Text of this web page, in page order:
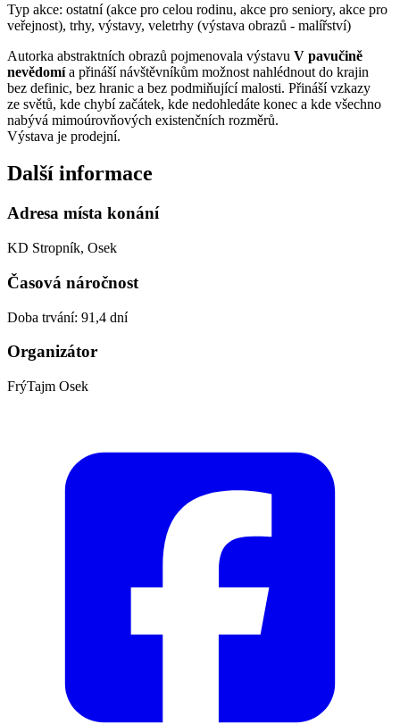
Typ akce: ostatní (akce pro celou rodinu, akce pro seniory, akce pro
veřejnost), trhy, výstavy, veletrhy (výstava obrazů - malířství)
Autorka abstraktních obrazů pojmenovala výstavu V pavučině
nevědomía přináší návštěvníkům možnost nahlédnout do krajin
bez definic, bez hranic a bez podmiňující malosti. Přináší vzkazy
ze světů, kde chybí začátek, kde nedohledáte konec a kde všechno
nabývá mimoúrovňových existenčních rozměrů.
Výstava je prodejní.
Další informace
Adresa místa konání
KD Stropník, Osek
Časová náročnost
Doba trvání: 91,4 dní
Organizátor
FrýTajm Osek